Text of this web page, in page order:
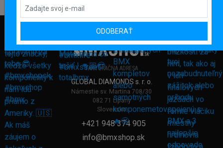
FAKTURAČNÁ ADRESA
GLOBAL DIAMONDS s. r. o.
Námestie sv. Martina 708/30
082 71 Lipany
Slovensko
+421 948 374 905
info@bmxshop.sk
ODOBERAŤ